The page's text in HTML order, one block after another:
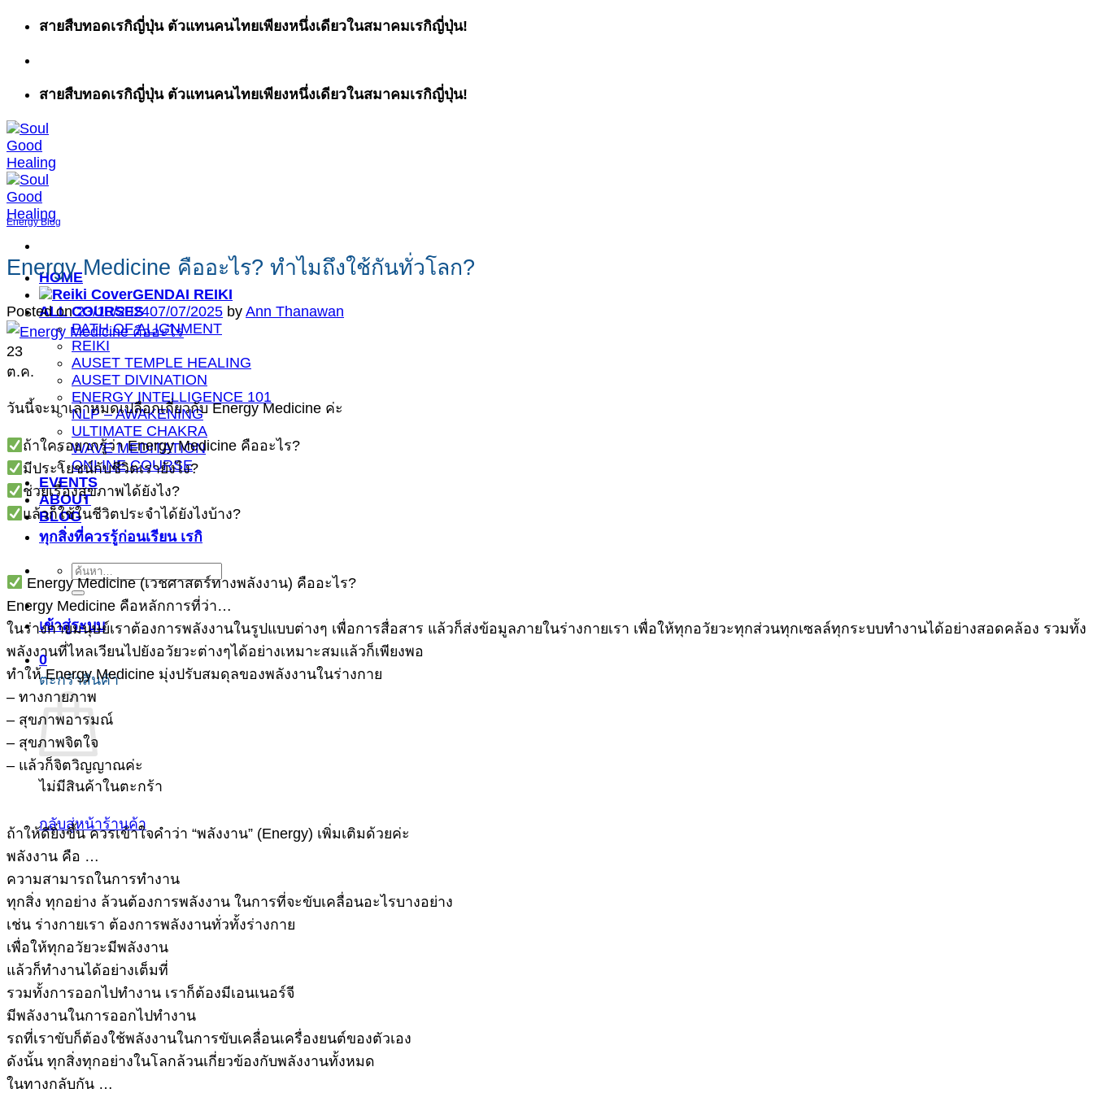
ข้าม
เนื้อหา
สายสืบทอดเรกิญี่ปุ่น ตัวแทนคนไทยเพียงหนึ่งเดียวในสมาคมเรกิญี่ปุ่น!
สายสืบทอดเรกิญี่ปุ่น ตัวแทนคนไทยเพียงหนึ่งเดียวในสมาคมเรกิญี่ปุ่น!
HOME
GENDAI REIKI
ALL COURSES
PATH OF ALIGNMENT
REIKI
AUSET TEMPLE HEALING
AUSET DIVINATION
ENERGY INTELLIGENCE 101
NLP – AWAKENING
ULTIMATE CHAKRA
WAVE MEDITATION
ONLINE COURSE
EVENTS
ABOUT
BLOG
ทุกสิ่งที่ควรรู้ก่อนเรียน เรกิ
ค้นหา:
เข้าสู่ระบบ
0
ตะกร้าสินค้า
ไม่มีสินค้าในตะกร้า
กลับสู่หน้าร้านค้า
Energy Blog
Energy Medicine คืออะไร? ทำไมถึงใช้กันทั่วโลก?
Posted on23/10/202407/07/2025 by Ann Thanawan
23
ต.ค.
วันนี้จะมาเล่าหมดเปลือกเกี่ยวกับ Energy Medicine ค่ะ
ถ้าใครอยากรู้ว่า Energy Medicine คืออะไร?
มีประโยชน์กับชีวิตเรายังไง?
ช่วยเรื่องสุขภาพได้ยังไง?
แล้วก็ใช้ในชีวิตประจำได้ยังไงบ้าง?
Energy Medicine (เวชศาสตร์ทางพลังงาน) คืออะไร?
Energy Medicine คือหลักการที่ว่า…
ในร่างกายมนุษย์เราต้องการพลังงานในรูปแบบต่างๆ เพื่อการสื่อสาร แล้วก็ส่งข้อมูลภายในร่างกายเรา เพื่อให้ทุกอวัยวะทุกส่วนทุกเซลล์ทุกระบบทำงานได้อย่างสอดคล้อง รวมทั้ง
พลังงานที่ไหลเวียนไปยังอวัยวะต่างๆได้อย่างเหมาะสมแล้วก็เพียงพอ
ทำให้ Energy Medicine มุ่งปรับสมดุลของพลังงานในร่างกาย
– ทางกายภาพ
– สุขภาพอารมณ์
– สุขภาพจิตใจ
– แล้วก็จิตวิญญาณค่ะ
ถ้าให้ดียิ่งขึ้น ควรเข้าใจคำว่า “พลังงาน” (Energy) เพิ่มเติมด้วยค่ะ
พลังงาน คือ …
ความสามารถในการทำงาน
ทุกสิ่ง ทุกอย่าง ล้วนต้องการพลังงาน ในการที่จะขับเคลื่อนอะไรบางอย่าง
เช่น ร่างกายเรา ต้องการพลังงานทั่วทั้งร่างกาย
เพื่อให้ทุกอวัยวะมีพลังงาน
แล้วก็ทำงานได้อย่างเต็มที่
รวมทั้งการออกไปทำงาน เราก็ต้องมีเอนเนอร์จี
มีพลังงานในการออกไปทำงาน
รถที่เราขับก็ต้องใช้พลังงานในการขับเคลื่อนเครื่องยนต์ของตัวเอง
ดังนั้น ทุกสิ่งทุกอย่างในโลกล้วนเกี่ยวข้องกับพลังงานทั้งหมด
ในทางกลับกัน …